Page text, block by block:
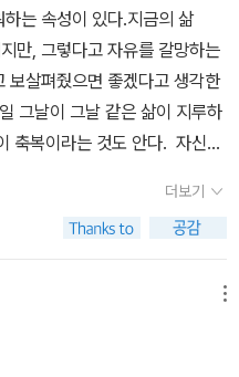
는 속성이 있다.지금의 삶
만, 그렇다고 자유를 갈망하는
보살펴줬으면 좋겠다고 생각한
그날이 그날 같은 삶이 지루하
축복이라는 것도 안다. 자신이
갇힌 사람들도 있고, 섬이나 산
사람들도 있고,유폐시키듯
도 있다. 이렇게 다양한 감옥
살만한 곳이냐 그렇지 않은
다르겠지만,감히 어림잡아
통하고 왕래
더보기